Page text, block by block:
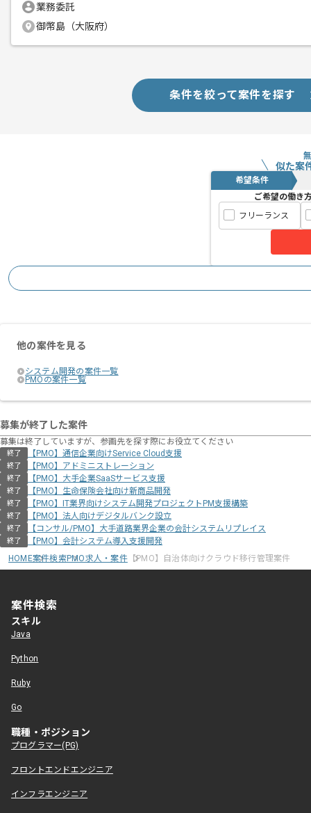
業務委託
御幣島（大阪府）
条件を絞って案件を探す
似た案
希望条件
ご希望の働き
フリーランス
他の案件を見る
システム開発の案件一覧
PMOの案件一覧
募集が終了した案件
募集は終了していますが、参画先を探す際にお役立てください
終了 【PMO】通信企業向けService Cloud支援
終了 【PMO】アドミニストレーション
終了 【PMO】大手企業SaaSサービス支援
終了 【PMO】生命保険会社向け新商品開発
終了 【PMO】IT業界向けシステム開発プロジェクトPM支援構築
終了 【PMO】法人向けデジタルバンク設立
終了 【コンサル/PMO】大手道路業界企業の会計システムリプレイス
終了
【PMO】会計システム導入支援開発
HOME案件検索PMO求人・案件【PMO】自治体向けクラウド移行管理案件
案件検索
スキル
Java
Python
Ruby
Go
職種・ポジション
プログラマー(PG)
フロントエンドエンジニア
インフラエンジニア